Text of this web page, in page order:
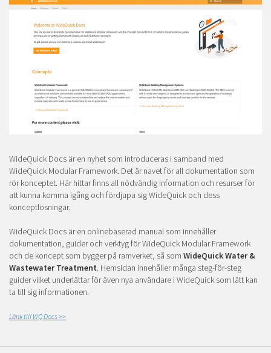
WideQuick Docs är en nyhet som introduceras i samband med
WideQuick Modular Framework. Det är navet för all dokumentation som
rör konceptet. Här hittar finns all nödvändig information och resurser för
att kunna komma igång och fördjupa sig WideQuick och dess
konceptlösningar.
WideQuick Docs är en onlinebaserad manual som innehåller
dokumentation, guider och verktyg för WideQuick Modular Framework
och de koncept som bygger på ramverket, så som WideQuick Water &
Wastewater Treatment. Hemsidan innehåller många steg-för-steg
guider vilket underlättar för även nya användare i WideQuick som lätt kan
ta till sig informationen.
Länk till WQ Docs >>